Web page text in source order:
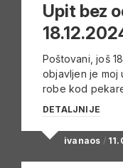
Upit bez
Poštovani, još
objavljen je moj
robe kod
DETALJNIJE
ivanaos /